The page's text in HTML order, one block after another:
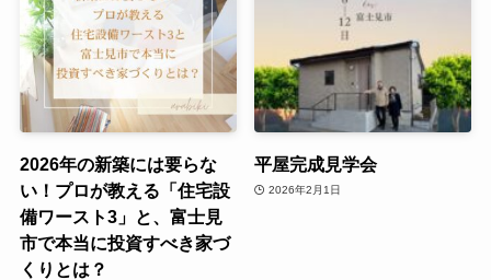
2026年の新築には要らな
い！プロが教える「住宅設
備ワースト3」と、富士見
市で本当に投資すべき家づ
くりとは？
平屋完成見学会
2026年2月1日